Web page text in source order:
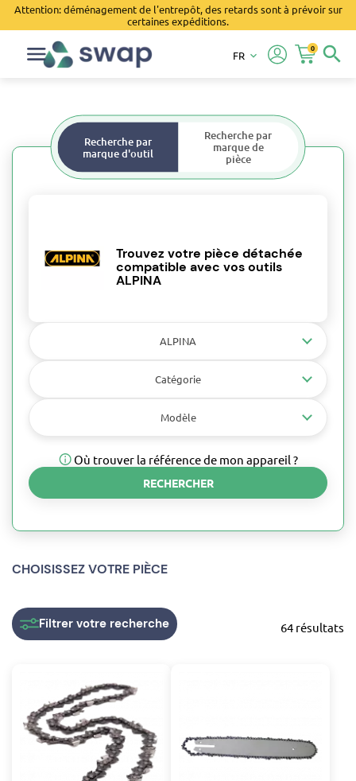
Attention: déménagement de l'entrepôt, des retards sont à prévoir sur
certaines expéditions.
search
0
FR keyboard_arrow_down
Recherche par
marque d'outil
Recherche par
marque de
pièce
Trouvez votre pièce détachée
compatible avec vos outils
ALPINA
ALPINA
Catégorie
Modèle
Où trouver la référence de mon appareil ?
RECHERCHER
CHOISISSEZ VOTRE PIÈCE
64 résultats
Filtrer votre recherche